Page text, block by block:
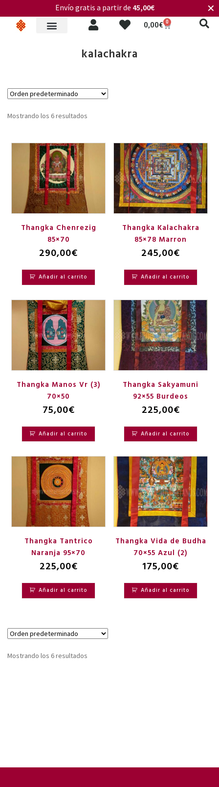
0,00€ 0
kalachakra
Envío gratis a partir de 45,00€ ✕
Mostrando los 6 resultados
Thangka Chenrezig
85×70
290,00€
Añadir al carrito
Thangka Kalachakra
85×78 Marron
245,00€
Añadir al carrito
Thangka Manos Vr (3)
70×50
75,00€
Añadir al carrito
Thangka Sakyamuni
92×55 Burdeos
225,00€
Añadir al carrito
Thangka Tantrico
Naranja 95×70
225,00€
Añadir al carrito
Thangka Vida de Budha
70×55 Azul (2)
175,00€
Añadir al carrito
Mostrando los 6 resultados